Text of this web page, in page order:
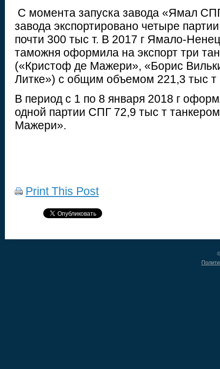
С момента запуска завода «Ямал
завода экспортировано четыре
почти 300 тыс т. В 2017 г Ямало-
таможня оформила на экспорт три
(«Кристоф де Мажери», «Борис
Литке») с общим объемом 221,3 тыс
В период с 1 по 8 января 2018 г
одной партии СПГ 72,9 тыс т
Мажери».
Print This Post